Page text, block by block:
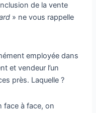
de la vente
» ne vous rappelle
employée dans
et vendeur l’un
près. Laquelle ?
face à face, on